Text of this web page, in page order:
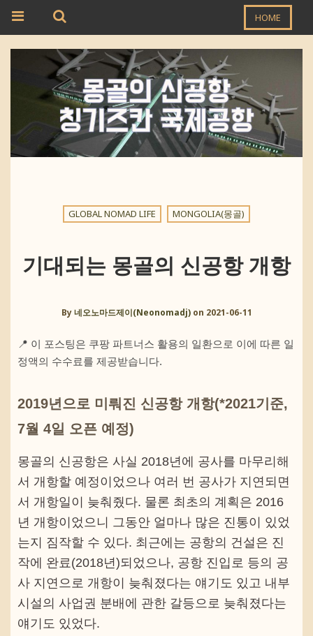
HOME
GLOBAL NOMAD LIFE MONGOLIA(몽골)
기대되는 몽골의 신공항 개항
By네오노마드제이(Neonomadj) on 2021-06-11
📍 이 포스팅은 쿠팡 파트너스 활용의 일환으로 이에 따른 일
정액의 수수료를 제공받습니다.
2019년으로 미뤄진 신공항 개항(*2021기준,
7월 4일 오픈 예정)
몽골의 신공항은 사실 2018년에 공사를 마무리해
서 개항할 예정이었으나 여러 번 공사가 지연되면
서 개항일이 늦춰줬다. 물론 최초의 계획은 2016
년 개항이었으니 그동안 얼마나 많은 진통이 있었
는지 짐작할 수 있다. 최근에는 공항의 건설은 진
작에 완료(2018년)되었으나, 공항 진입로 등의 공
사 지연으로 개항이 늦춰졌다는 얘기도 있고 내부
시설의 사업권 분배에 관한 갈등으로 늦춰졌다는
얘기도 있었다.